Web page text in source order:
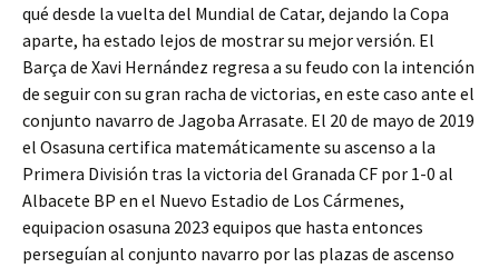
qué desde la vuelta del Mundial de Catar, dejando la Copa
aparte, ha estado lejos de mostrar su mejor versión. El
Barça de Xavi Hernández regresa a su feudo con la intención
de seguir con su gran racha de victorias, en este caso ante el
conjunto navarro de Jagoba Arrasate. El 20 de mayo de 2019
el Osasuna certifica matemáticamente su ascenso a la
Primera División tras la victoria del Granada CF por 1-0 al
Albacete BP en el Nuevo Estadio de Los Cármenes,
equipacion osasuna 2023 equipos que hasta entonces
perseguían al conjunto navarro por las plazas de ascenso